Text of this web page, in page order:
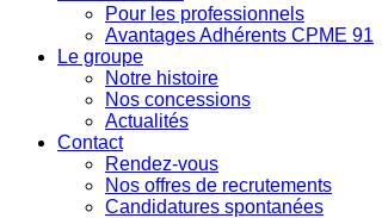
Pour les professionnels
Avantages Adhérents CPME 91
Le groupe
Notre histoire
Nos concessions
Actualités
Contact
Rendez-vous
Nos offres de recrutements
Candidatures spontanées